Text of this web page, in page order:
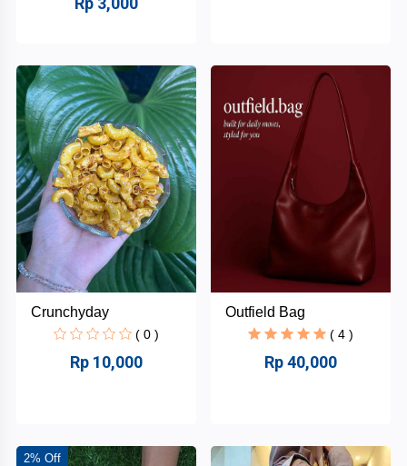
Snack
and
Food
Belum
ada
Merek
Gufela
Dustbag
Melamoon.Store
Qudsiyyah
INABA
Makanan
dan
Minuman
+
Fashion+
Lainnya
Crunchyday
( 0 )
Rp 10,000
Outfield Bag
( 4 )
Rp 40,000
2% Off